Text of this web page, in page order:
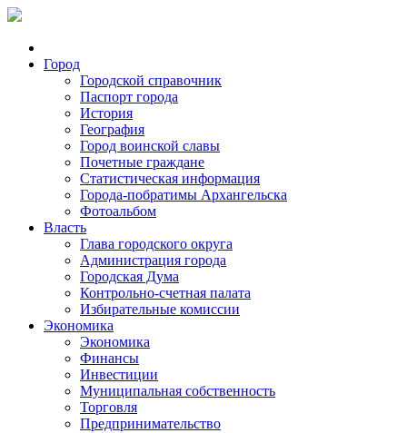
Город
Городской справочник
Паспорт города
История
География
Город воинской славы
Почетные граждане
Статистическая информация
Города-побратимы Архангельска
Фотоальбом
Власть
Глава городского округа
Администрация города
Городская Дума
Контрольно-счетная палата
Избирательные комиссии
Экономика
Экономика
Финансы
Инвестиции
Муниципальная собственность
Торговля
Предпринимательство